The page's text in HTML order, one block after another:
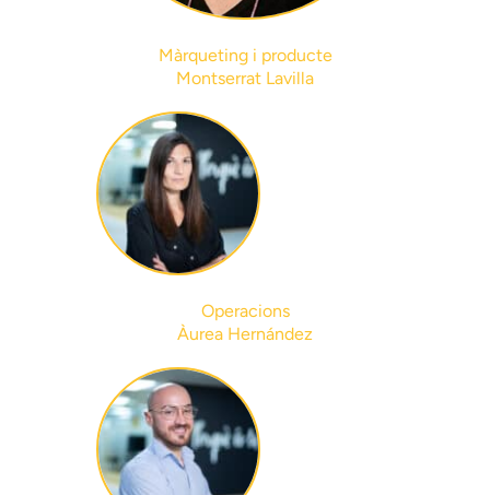
Dimissió del conseller delegat i
nomenament de president executiu
17-02-2026
Canvis en la composició del Consell
d’Administració
Participacions significatives a
Màrqueting i producte
Montserrat Lavilla
Operacions
Àurea Hernández